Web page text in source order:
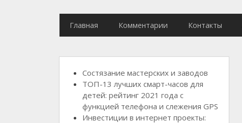
Главная Комментарии Контакты
Состязание мастерских и заводов
ТОП-13 лучших смарт-часов для
детей: рейтинг 2021 года с
функцией телефона и слежения GPS
Инвестиции в интернет проекты: